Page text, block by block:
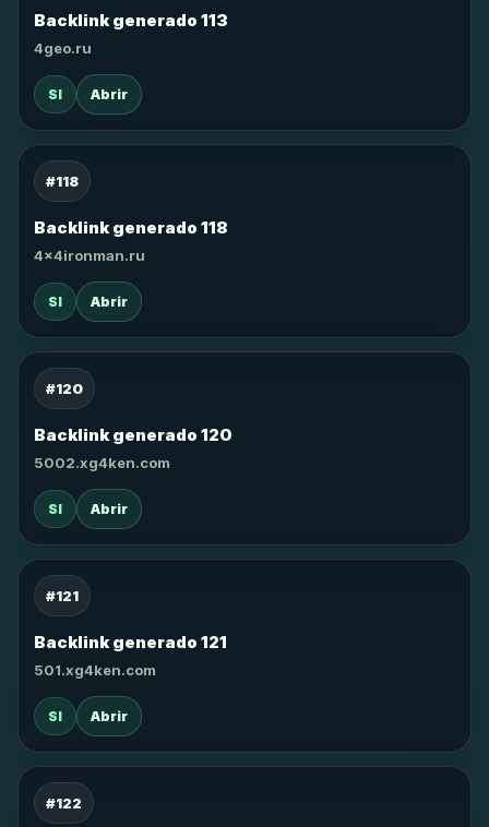
Backlink generado 113
4geo.ru
SI Abrir
#118
Backlink generado 118
4x4ironman.ru
SI Abrir
#120
Backlink generado 120
5002.xg4ken.com
SI Abrir
#121
Backlink generado 121
501.xg4ken.com
SI Abrir
#122